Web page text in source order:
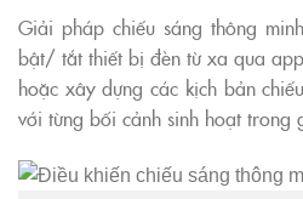
Giải pháp chiếu sáng thông
bật/ tắt thiết bị đèn từ xa qua
hoặc xây dựng các kịch bản
với từng bối cảnh sinh hoạt trong